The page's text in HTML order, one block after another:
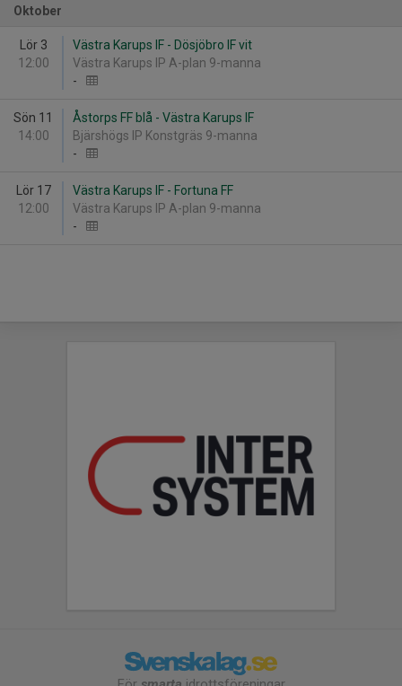
Oktober
Lör 3
12:00
Västra Karups IF - Dösjöbro IF vit
Västra Karups IP A-plan 9-manna
-
Sön 11
14:00
Åstorps FF blå - Västra Karups IF
Bjärshögs IP Konstgräs 9-manna
-
Lör 17
12:00
Västra Karups IF - Fortuna FF
Västra Karups IP A-plan 9-manna
-